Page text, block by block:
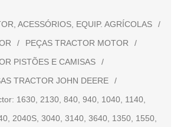
ACESSÓRIOS, EQUIP. AGRÍCOLAS
/
/ PEÇAS TRACTOR MOTOR
/
PISTÕES E CAMISAS
/
TRACTOR JOHN DEERE
/
1630, 2130, 840, 940, 1040, 1140,
2040S, 3040, 3140, 3640, 1350, 1550,